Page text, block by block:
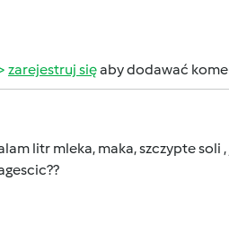
zarejestruj sięaby dodawać
litr mleka, maka, szczypte soli